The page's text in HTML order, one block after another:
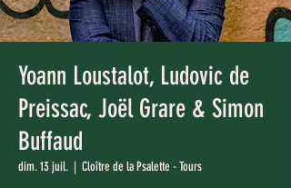
Yoann Loustalot, Ludovic de
Preissac, Joël Grare & Simon
Buffaud
dim. 13 juil.
  |
Cloître de la Psalette - Tours